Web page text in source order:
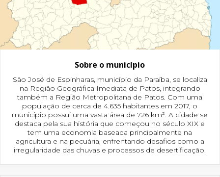
Sobre o município
São José de Espinharas, município da Paraíba, se localiza
na Região Geográfica Imediata de Patos, integrando
também a Região Metropolitana de Patos. Com uma
população de cerca de 4.635 habitantes em 2017, o
município possui uma vasta área de 726 km². A cidade se
destaca pela sua história que começou no século XIX e
tem uma economia baseada principalmente na
agricultura e na pecuária, enfrentando desafios como a
irregularidade das chuvas e processos de desertificação.